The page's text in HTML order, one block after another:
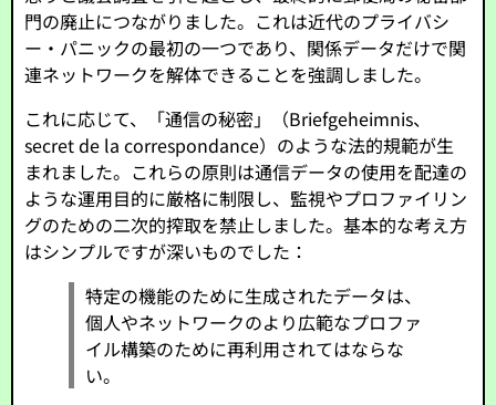
門の廃止につながりました。これは近代のプライバシ
ー・パニックの最初の一つであり、関係データだけで関
連ネットワークを解体できることを強調しました。
これに応じて、「通信の秘密」（Briefgeheimnis、
secret de la correspondance）のような法的規範が生
まれました。これらの原則は通信データの使用を配達の
ような運用目的に厳格に制限し、監視やプロファイリン
グのための二次的搾取を禁止しました。基本的な考え方
はシンプルですが深いものでした：
特定の機能のために生成されたデータは、
個人やネットワークのより広範なプロファ
イル構築のために再利用されてはならな
い。